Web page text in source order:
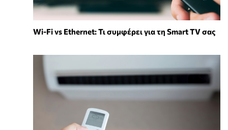
Wi-Fi vs Ethernet: Τι συμφέρει για τη Smart TV σας